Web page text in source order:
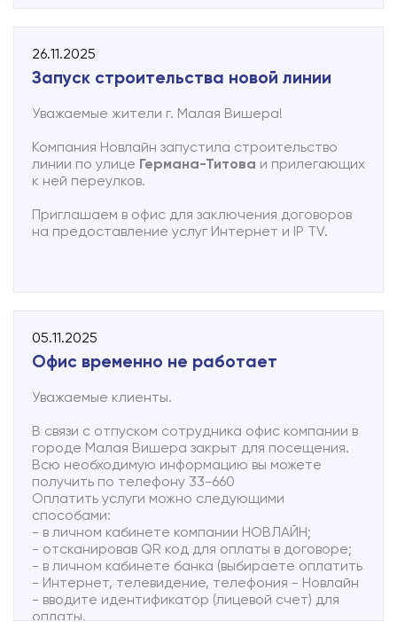
26.11.2025
Запуск строительства новой линии
Уважаемые жители г. Малая Вишера!
Компания Новлайн запустила строительство
линии по улице Германа-Титова и прилегающих
к ней переулков.
Приглашаем в офис для заключения договоров
на предоставление услуг Интернет и IP TV.
05.11.2025
Офис временно не работает
Уважаемые клиенты.
В связи с отпуском сотрудника офис компании в
городе Малая Вишера закрыт для посещения.
Всю необходимую информацию вы можете
получить по телефону 33-660
Оплатить услуги можно следующими
способами:
- в личном кабинете компании НОВЛАЙН;
- отсканировав QR код для оплаты в договоре;
- в личном кабинете банка (выбираете оплатить
- Интернет, телевидение, телефония - Новлайн
- вводите идентификатор (лицевой счет) для
оплаты.